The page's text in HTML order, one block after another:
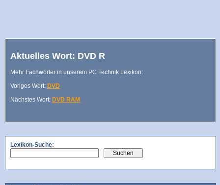
Aktuelles Wort: DVD R
Mehr Fachwörter in unserem PC Technik Lexikon:
Voriges Wort: DVD
Nächstes Wort: DVD RAM
Lexikon-Suche: